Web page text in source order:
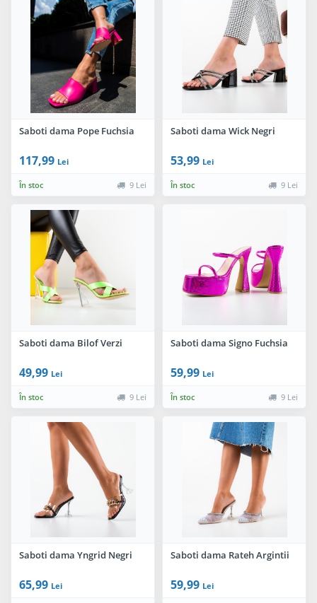
Saboti dama Pope Fuchsia
117,99 Lei
În stoc 9 Lei
Saboti dama Wick Negri
53,99 Lei
În stoc 9 Lei
Saboti dama Bilof Verzi
49,99 Lei
În stoc 9 Lei
Saboti dama Signo Fuchsia
59,99 Lei
În stoc 9 Lei
Saboti dama Yngrid Negri
65,99 Lei
Saboti dama Rateh Argintii
59,99 Lei